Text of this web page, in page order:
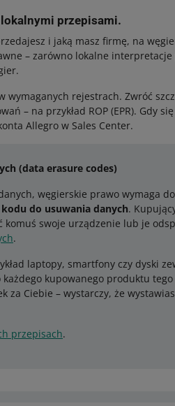
przepisami.
i jaką masz firmę, na
– zarówno lokalne
wymaganych rejestrach. Zwróć
– na przykład ROP (EPR). Gdy
Allegro w Sales Center.
(data erasure codes)
węgierskie prawo wymaga
kodu do usuwania danych.
komuś swoje urządzenie lub je
.
laptopy, smartfony czy dyski
kupowanego produktu
za Ciebie – wystarczy, że
przepisach.